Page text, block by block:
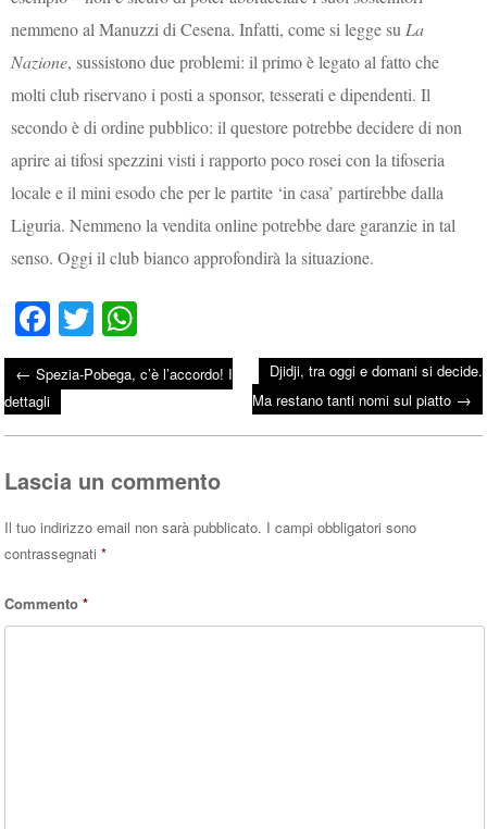
nemmeno al Manuzzi di Cesena. Infatti, come si legge suLa
Nazione, sussistono due problemi: il primo è legato al fatto che
molti club riservano i posti a sponsor, tesserati e dipendenti. Il
secondo è di ordine pubblico: il questore potrebbe decidere di non
aprire ai tifosi spezzini visti i rapporto poco rosei con la tifoseria
locale e il mini esodo che per le partite ‘in casa’ partirebbe dalla
Liguria. Nemmeno la vendita online potrebbe dare garanzie in tal
senso. Oggi il club bianco approfondirà la situazione.
Fa
ce
bo
ok
T
wi
tte
r
ha
ts
A
Post navigation
← Spezia-Pobega, c’è l’accordo! I
dettagli
Djidji, tra oggi e domani si decide.
Ma restano tanti nomi sul piatto →
Lascia un commento
Il tuo indirizzo email non sarà pubblicato. I campi obbligatori sono
contrassegnati*
Commento*